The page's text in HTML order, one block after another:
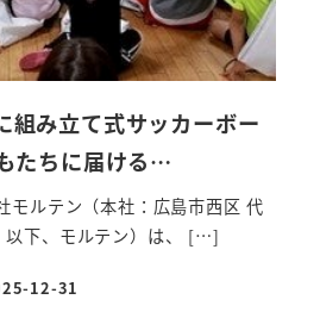
組み立て式サッカーボー
たちに届ける…
モルテン（本社：広島市西区 代
以下、モルテン）は、 […]
日
12-31